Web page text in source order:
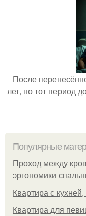
После
лет, но тот период
Популярные
Проход между
эргономики
Квартира с
Квартира для